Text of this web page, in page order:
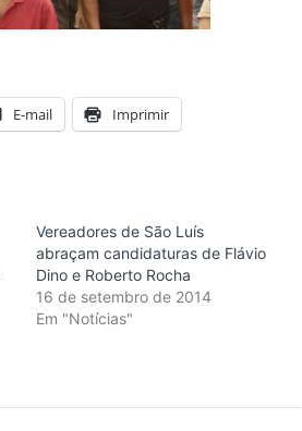
E-mail Imprimir
Vereadores de São Luís
abraçam candidaturas de Flávio
Dino e Roberto Rocha
16 de setembro de 2014
Em "Notícias"